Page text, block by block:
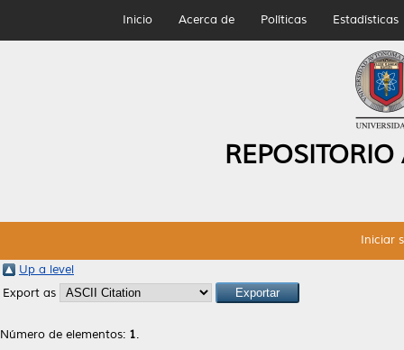
Inicio Acerca de Políticas Estadísticas
Iniciar
Up a level
Export as
Número de elementos: 1.